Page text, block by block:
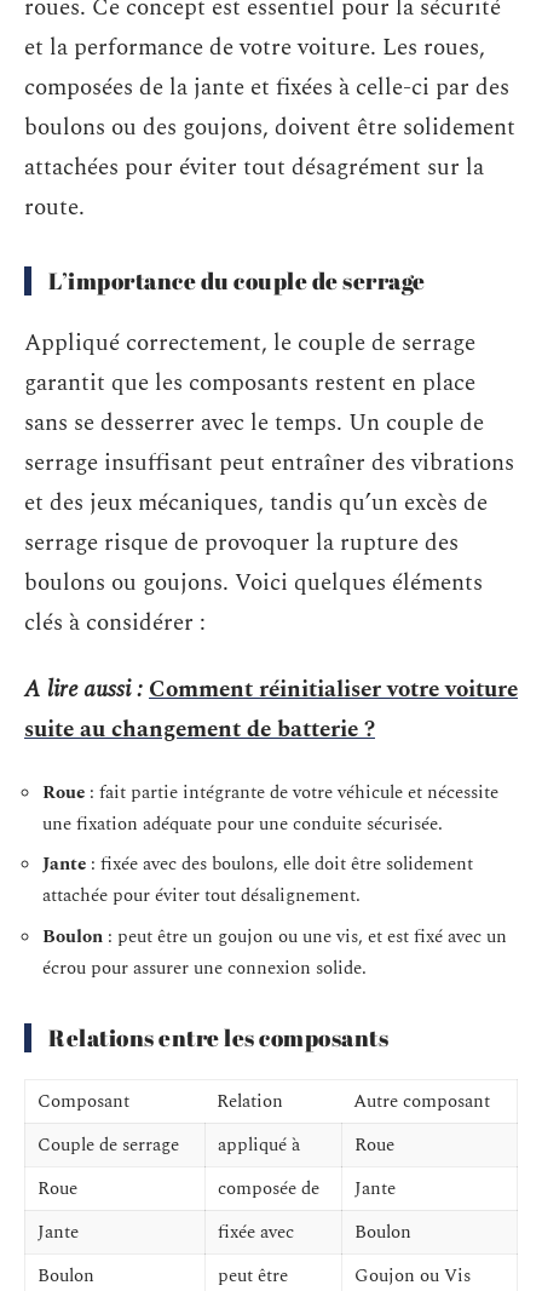
roues. Ce concept est essentiel pour la sécurité
et la performance de votre voiture. Les roues,
composées de la jante et fixées à celle-ci par des
boulons ou des goujons, doivent être solidement
attachées pour éviter tout désagrément sur la
route.
L’importance du couple de serrage
Appliqué correctement, le couple de serrage
garantit que les composants restent en place
sans se desserrer avec le temps. Un couple de
serrage insuffisant peut entraîner des vibrations
et des jeux mécaniques, tandis qu’un excès de
serrage risque de provoquer la rupture des
boulons ou goujons. Voici quelques éléments
clés à considérer :
A lire aussi :Comment réinitialiser votre voiture
suite au changement de batterie ?
Roue : fait partie intégrante de votre véhicule et nécessite
une fixation adéquate pour une conduite sécurisée.
Jante : fixée avec des boulons, elle doit être solidement
attachée pour éviter tout désalignement.
Boulon : peut être un goujon ou une vis, et est fixé avec un
écrou pour assurer une connexion solide.
Relations entre les composants
Composant Relation
Autre composant
Couple de serrage
appliqué à
Roue
Roue
composée de
Jante
Jante
fixée avec
Boulon
Boulon
peut être
Goujon ou Vis